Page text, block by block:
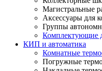
Магистральные
Аксессуары для
Группы
Комплектующие
КИП и автоматика
Комнатные
Погружные